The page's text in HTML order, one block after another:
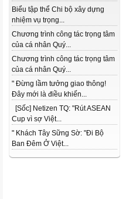
Biểu tập thể Chi bộ xây dựng
nhiệm vụ trọng...
Chương trình công tác trọng tâm
của cá nhân Quý...
Chương trình công tác trọng tâm
của cá nhân Quý...
" Đừng lầm tưởng giao thông!
Đây mới là điều khiến...
[Sốc] Netizen TQ: "Rút ASEAN
Cup vì sợ Việt...
" Khách Tây Sững Sờ: "Đi Bộ
Ban Đêm Ở Việt...